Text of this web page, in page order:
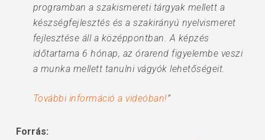
programban a szakismereti tárgyak mellett a
készségfejlesztés és a szakirányú nyelvismeret
fejlesztése áll a középpontban. A képzés
időtartama 6 hónap, az órarend figyelembe veszi
a munka mellett tanulni vágyók lehetőségeit.
További információ a videóban!”
Forrás: